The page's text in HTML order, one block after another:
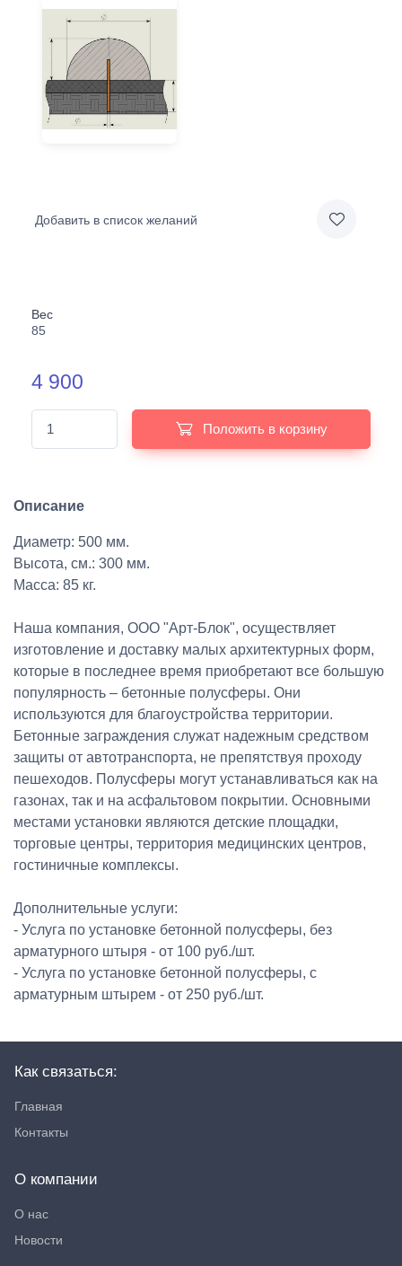
Добавить в список желаний
Вес
85
4 900
Положить в корзину
Описание
Диаметр: 500 мм.
Высота, см.: 300 мм.
Масса: 85 кг.
Наша компания, ООО "Арт-Блок", осуществляет
изготовление и доставку малых архитектурных форм,
которые в последнее время приобретают все большую
популярность – бетонные полусферы. Они
используются для благоустройства территории.
Бетонные заграждения служат надежным средством
защиты от автотранспорта, не препятствуя проходу
пешеходов. Полусферы могут устанавливаться как на
газонах, так и на асфальтовом покрытии. Основными
местами установки являются детские площадки,
торговые центры, территория медицинских центров,
гостиничные комплексы.
Дополнительные услуги:
- Услуга по установке бетонной полусферы, без
арматурного штыря - от 100 руб./шт.
- Услуга по установке бетонной полусферы, с
арматурным штырем - от 250 руб./шт.
Как связаться:
Главная
Контакты
О компании
О нас
Новости